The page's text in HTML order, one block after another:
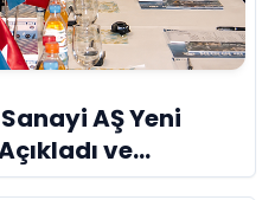
AŞ Yeni
ve
Küresel Vizyon